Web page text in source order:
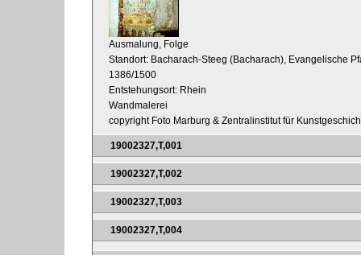
Ausmalung, Folge
Standort: Bacharach-Steeg (Bacharach), Evangelische
1386/1500
Entstehungsort: Rhein
Wandmalerei
copyright Foto Marburg & Zentralinstitut für
19002327,T,001
19002327,T,002
19002327,T,003
19002327,T,004